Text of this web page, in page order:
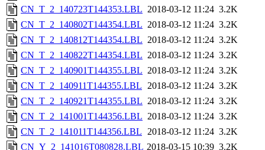
CN_T_2_140723T144353.LBL 2018-03-12 11:24 3.2K
CN_T_2_140802T144354.LBL 2018-03-12 11:24 3.2K
CN_T_2_140812T144354.LBL 2018-03-12 11:24 3.2K
CN_T_2_140822T144354.LBL 2018-03-12 11:24 3.2K
CN_T_2_140901T144355.LBL 2018-03-12 11:24 3.2K
CN_T_2_140911T144355.LBL 2018-03-12 11:24 3.2K
CN_T_2_140921T144355.LBL 2018-03-12 11:24 3.2K
CN_T_2_141001T144356.LBL 2018-03-12 11:24 3.2K
CN_T_2_141011T144356.LBL 2018-03-12 11:24 3.2K
CN_Y_2_141016T080828.LBL 2018-03-15 10:39 3.2K